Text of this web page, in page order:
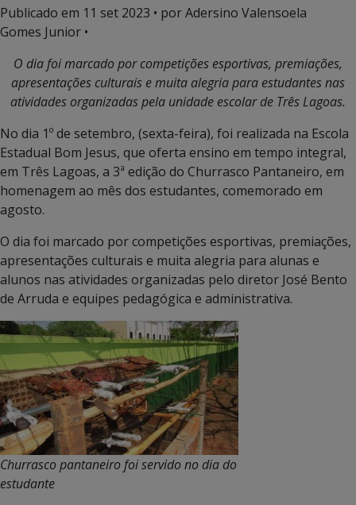
Publicado em 11 set 2023 • por Adersino Valensoela
Gomes Junior •
O dia foi marcado por competições esportivas, premiações,
apresentações culturais e muita alegria para estudantes nas
atividades organizadas pela unidade escolar de Três Lagoas.
No dia 1º de setembro, (sexta-feira), foi realizada na Escola
Estadual Bom Jesus, que oferta ensino em tempo integral,
em Três Lagoas, a 3ª edição do Churrasco Pantaneiro, em
homenagem ao mês dos estudantes, comemorado em
agosto.
O dia foi marcado por competições esportivas, premiações,
apresentações culturais e muita alegria para alunas e
alunos nas atividades organizadas pelo diretor José Bento
de Arruda e equipes pedagógica e administrativa.
Churrasco pantaneiro foi servido no dia do
estudante